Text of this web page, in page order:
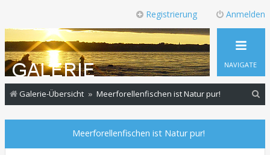
Anmelden
Registrierung
NAVIGATE
Galerie-Übersicht Meerforellenfischen ist Natur pur!
Meerforellenfischen ist Natur pur!